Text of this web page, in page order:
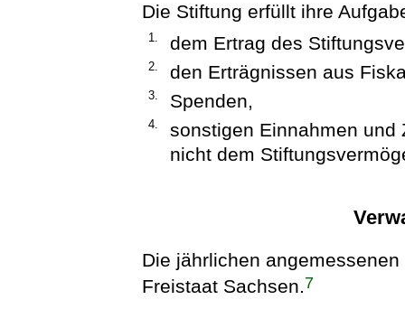
Die Stiftung erfüllt ihre
1. dem Ertrag des
2. den Erträgnissen aus
3. Spenden,
4.
sonstigen Einnahmen und
nicht dem
Die jährlichen
Freistaat Sachsen.7